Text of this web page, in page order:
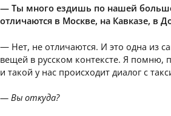
— Ты много ездишь по нашей
отличаются в Москве, на Кавказе, в
— Нет, не отличаются. И это одна из
вещей в русском контексте. Я помню,
и такой у нас происходит диалог с
— Вы откуда?